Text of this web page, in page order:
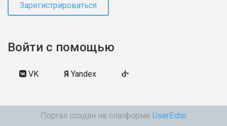
Зарегистрироваться
Войти с помощью
VK Я Yandex
Портал создан на платформе UserEcho